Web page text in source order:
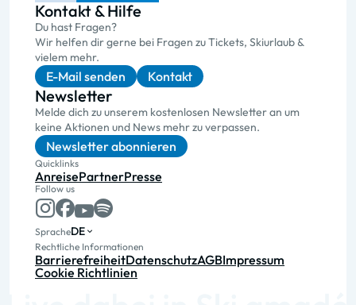
Kontakt & Hilfe
Du hast Fragen?
Wir helfen dir gerne bei Fragen zu Tickets, Skiurlaub &
vielem mehr.
E-Mail senden Kontakt
Newsletter
Melde dich zu unserem kostenlosen Newsletter an um
keine Aktionen und News mehr zu verpassen.
Newsletter abonnieren
Quicklinks
AnreisePartnerPresse
Follow us
SpracheDE
Rechtliche Informationen
BarrierefreiheitDatenschutzAGBImpressum
Cookie Richtlinien